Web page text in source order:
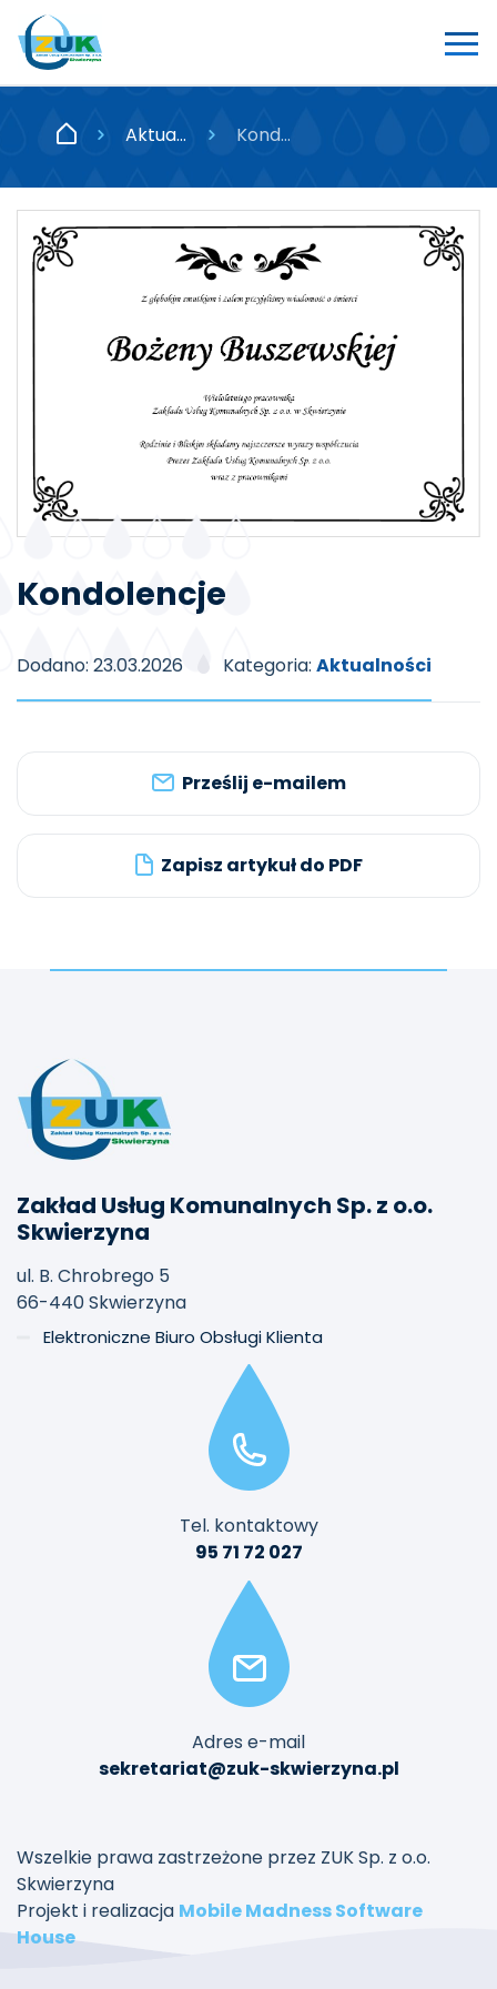
Aktualności Kondolencje
Kondolencje
Dodano: 23.03.2026 Kategoria: Aktualności
Prześlij e-mailem
Zapisz artykuł do PDF
Zakład Usług Komunalnych Sp. z o.o.
Skwierzyna
ul. B. Chrobrego 5
66-440 Skwierzyna
Elektroniczne Biuro Obsługi Klienta
Tel. kontaktowy
95 71 72 027
Adres e-mail
sekretariat@zuk-skwierzyna.pl
Wszelkie prawa zastrzeżone przez ZUK Sp. z o.o.
Skwierzyna
Projekt i realizacja Mobile Madness Software
House